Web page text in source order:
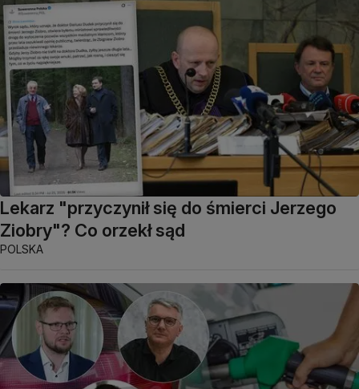
Lekarz "przyczynił się do śmierci Jerzego
Ziobry"? Co orzekł sąd
POLSKA